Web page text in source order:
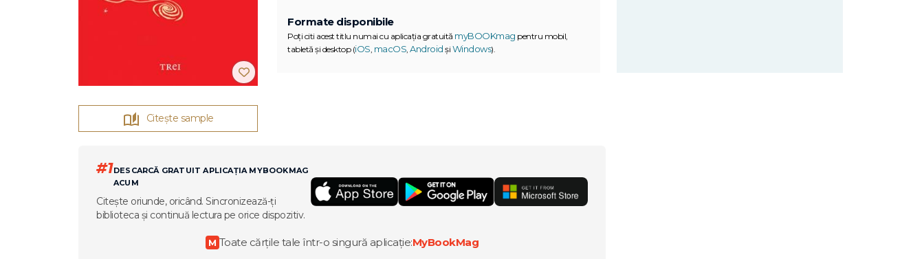
Citește sample
Formate disponibile
Poți citi acest titlu numai cu aplicația gratuită myBOOKmag pentru mobil,
tabletă și desktop (iOS, macOS, Android și Windows).
#1DESCARCĂ GRATUIT APLICAȚIA MYBOOKMAG
ACUM
Citește oriunde, oricând. Sincronizează-ți
biblioteca și continuă lectura pe orice dispozitiv.
M Toate cărțile tale într-o singură aplicație:MyBookMag